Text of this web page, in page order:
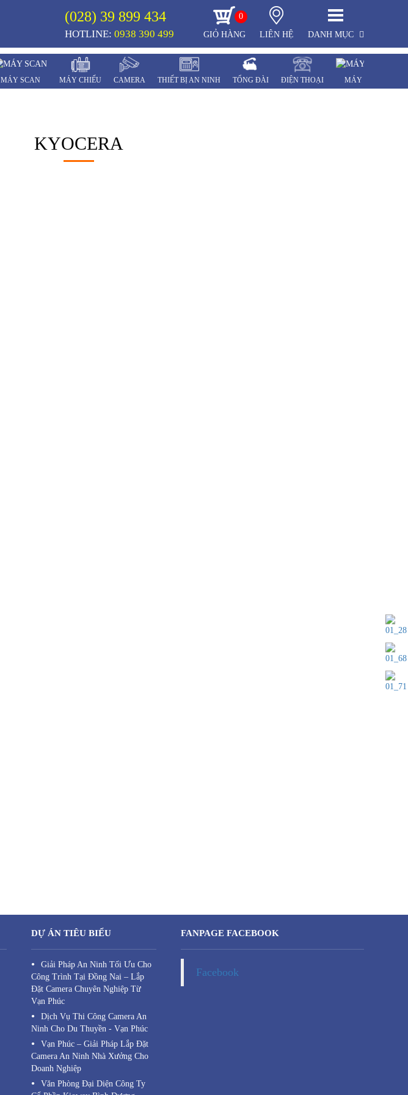
(028) 39 899 434
HOTLINE: 0938 390 499
0
GIỎ HÀNG
LIÊN HỆ DANH MỤC
MÁY SCAN MÁY CHIẾU CAMERA THIẾT BỊ AN NINH TỔNG ĐÀI ĐIỆN THOẠI MÁY CHẤM
KYOCERA
DỰ ÁN TIÊU BIỂU
Giải Pháp An Ninh Tối Ưu Cho
Công Trình Tại Đồng Nai – Lắp
Đặt Camera Chuyên Nghiệp Từ
Vạn Phúc
Dịch Vụ Thi Công Camera An
Ninh Cho Du Thuyền - Vạn Phúc
Vạn Phúc – Giải Pháp Lắp Đặt
Camera An Ninh Nhà Xưởng Cho
Doanh Nghiệp
Văn Phòng Đại Diện Công Ty
FANPAGE FACEBOOK
Facebook